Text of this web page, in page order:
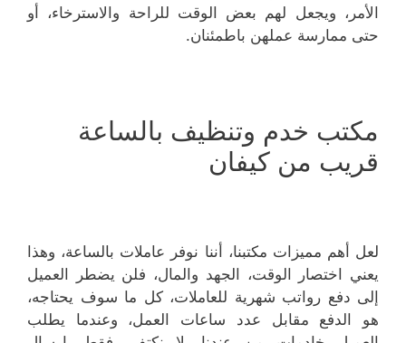
الأمر، ويجعل لهم بعض الوقت للراحة والاسترخاء، أو
حتى ممارسة عملهن باطمئنان.
مكتب خدم وتنظيف بالساعة
قريب من كيفان
لعل أهم مميزات مكتبنا، أننا نوفر عاملات بالساعة، وهذا
يعني اختصار الوقت، الجهد والمال، فلن يضطر العميل
إلى دفع رواتب شهرية للعاملات، كل ما سوف يحتاجه،
هو الدفع مقابل عدد ساعات العمل، وعندما يطلب